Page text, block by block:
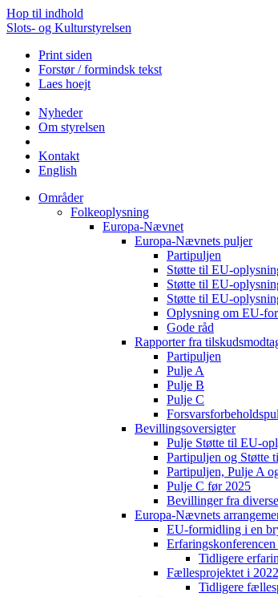
Hop til indhold
Slots- og Kulturstyrelsen
Print siden
Forstør / formindsk tekst
Laes hoejt
Nyheder
Om styrelsen
Kontakt
English
Områder
Folkeoplysning
Europa-Nævnet
Europa-Nævnets puljer
Partipuljen
Støtte til EU-
Støtte til EU-
Støtte til EU-
Oplysning om EU-
Gode råd
Rapporter fra
Partipuljen
Pulje A
Pulje B
Pulje C
Bevillingsoversigter
Pulje Støtte til EU-
Partipuljen og Støtte
Partipuljen, Pulje A
Pulje C før 2025
Bevillinger fra
Europa-Nævnets
EU-formidling i en
Tidligere
Fællesprojektet i 2022
Tidligere